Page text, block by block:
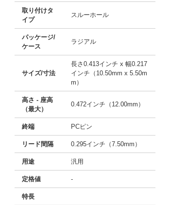
取り付けタ
イプ
スルーホール
パッケージ/
ケース
ラジアル
サイズ/寸法
長さ0.413インチ x 幅0.217
インチ（10.50mm x 5.50m
m）
高さ - 座高
（最大）
0.472インチ（12.00mm）
終端 PCピン
リード間隔 0.295インチ（7.50mm）
用途 汎用
定格値 -
特長